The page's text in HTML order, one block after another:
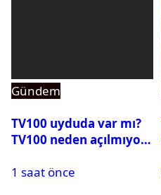
Gündem
TV100 uyduda var mı?
TV100 neden açılmıyor?
1 saat önce